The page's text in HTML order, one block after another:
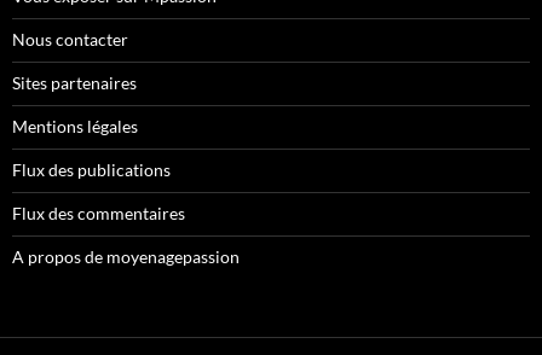
Nous contacter
Sites partenaires
Mentions légales
Flux des publications
Flux des commentaires
A propos de moyenagepassion